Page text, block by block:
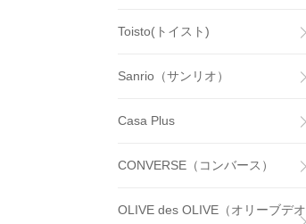
Toisto(トイスト)
Sanrio（サンリオ）
Casa Plus
CONVERSE（コンバース）
OLIVE des OLIVE（オリーブデオ